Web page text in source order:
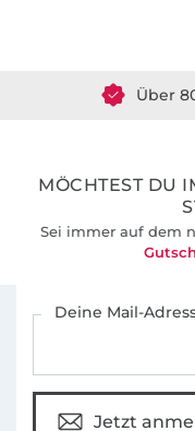
Über
MÖCHTEST DU
Sei immer auf dem
Deine Mail-
Jetzt